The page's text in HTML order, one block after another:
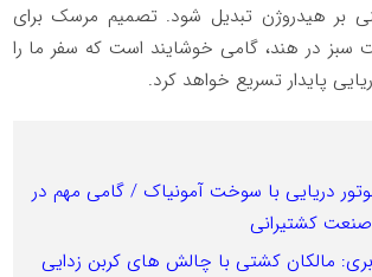
بر هیدروژن تبدیل شود. تصمیم مرسک برای
سبز در هند، گامی خوشایند است که سفر ما را
پایدار تسریع خواهد کرد.
دریایی با سوخت آمونیاک / گامی مهم در
کشتیرانی
مالکان کشتی با چالش های کربن زدایی